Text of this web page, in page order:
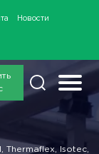
Новости
Isotec,